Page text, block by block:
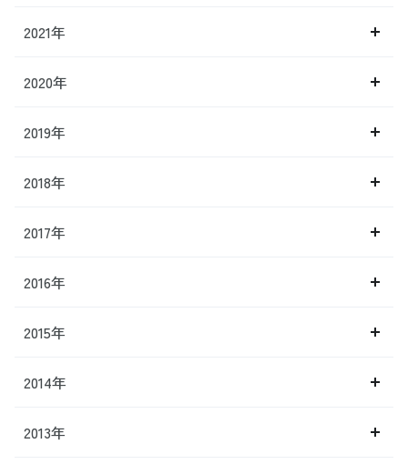
2021年
2020年
2019年
2018年
2017年
2016年
2015年
2014年
2013年